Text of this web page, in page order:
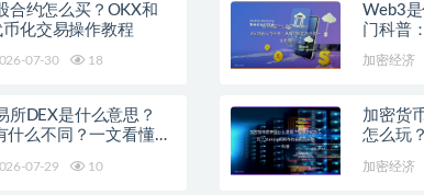
合约怎么买？OKX和
币化交易操作教程
07-30 18
Web3
门科普
加密经济
所DEX是什么意思？
什么不同？一文看懂主
07-29 10
加密货
怎么玩
加密经济